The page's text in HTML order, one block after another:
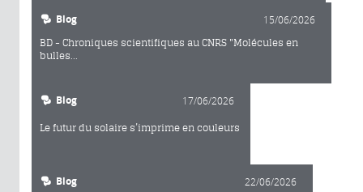
Blog 15/06/2026
BD - Chroniques scientifiques au CNRS "Molécules en
bulles...
Blog 17/06/2026
Le futur du solaire s’imprime en couleurs
Blog 22/06/2026